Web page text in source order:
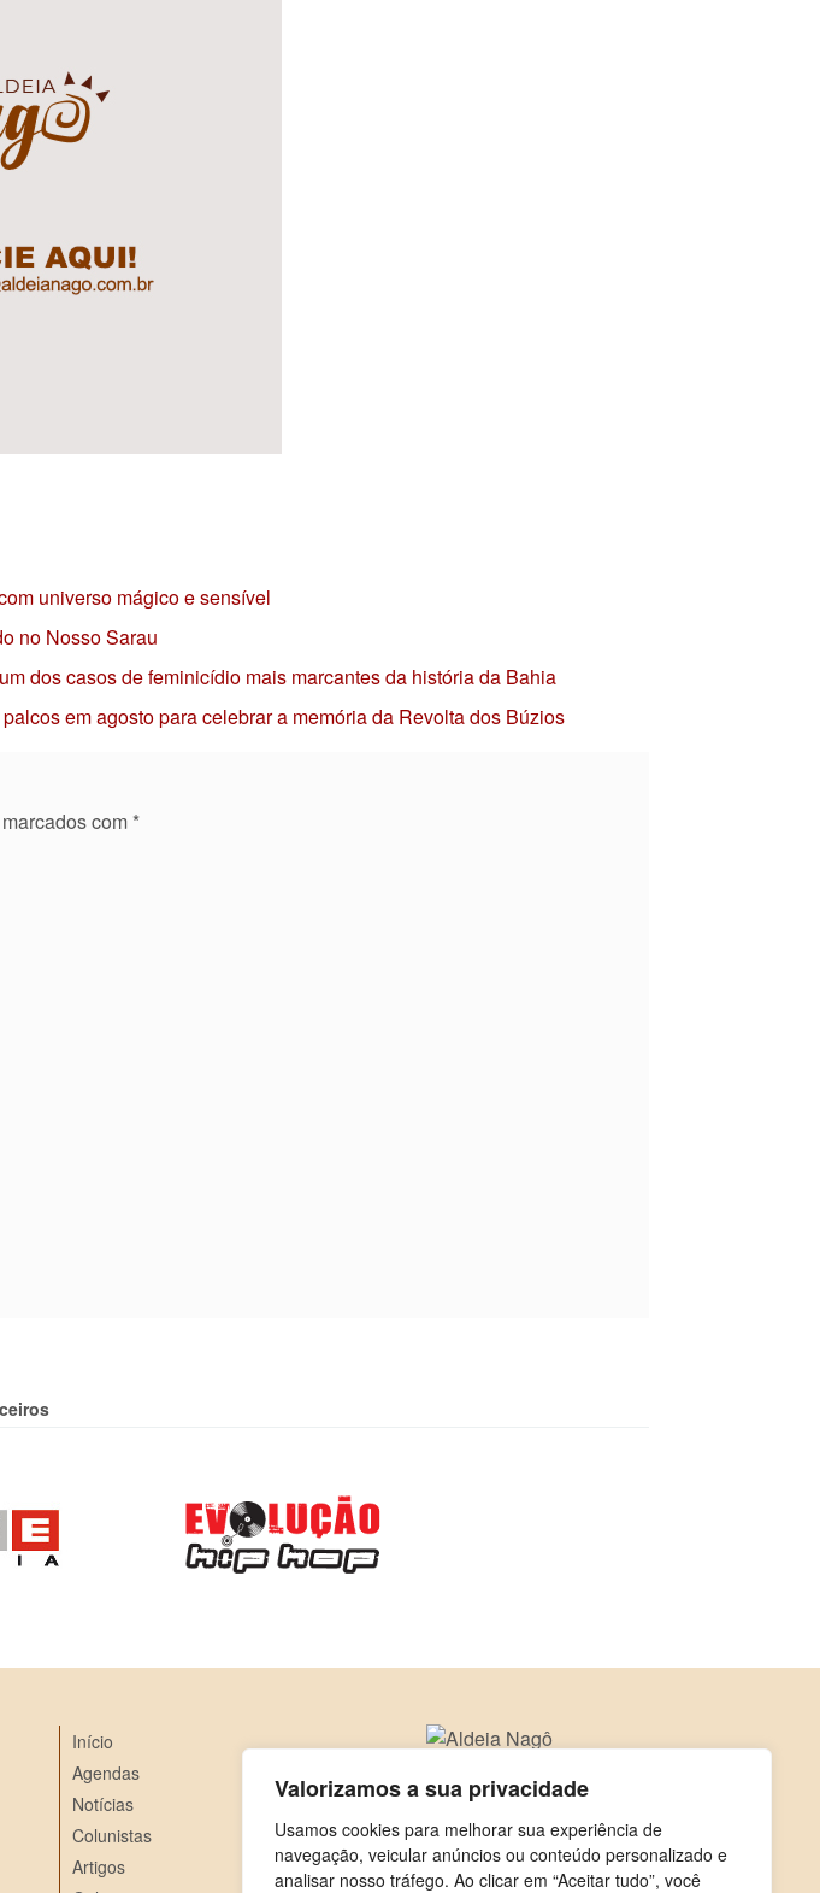
Valorizamos a sua privacidade
Usamos cookies para melhorar sua experiência de
navegação, veicular anúncios ou conteúdo personalizado e
analisar nosso tráfego. Ao clicar em “Aceitar tudo”, você
universo mágico e sensível
no Nosso Sarau
dos casos de feminicídio mais marcantes da história da Bahia
em agosto para celebrar a memória da Revolta dos Búzios
com *
Início
Agendas
Notícias
Colunistas
Artigos